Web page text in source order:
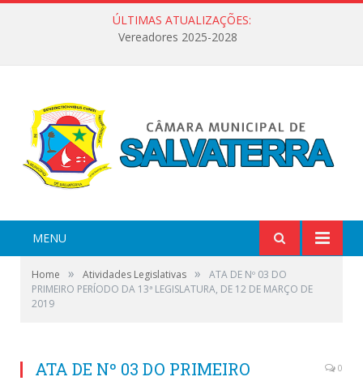
ÚLTIMAS ATUALIZAÇÕES:
Vereadores 2025-2028
MENU
Home » Atividades Legislativas »
ATA DE Nº 03 DO
PRIMEIRO PERÍODO DA 13ª LEGISLATURA, DE 12 DE MARÇO DE
2019
ATA DE Nº 03 DO PRIMEIRO
0